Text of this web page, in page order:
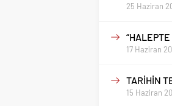
25 Haziran
17 Haziran
TARİHİN
15 Haziran